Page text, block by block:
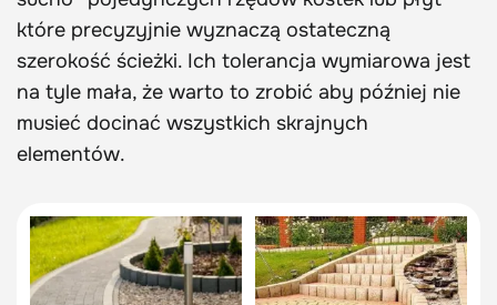
które precyzyjnie wyznaczą ostateczną
szerokość ścieżki. Ich tolerancja wymiarowa jest
na tyle mała, że warto to zrobić aby później nie
musieć docinać wszystkich skrajnych
elementów.